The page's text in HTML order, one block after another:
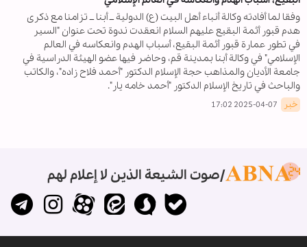
وفقا لما أفادته وكالة أنباء أهل البيت (ع) الدولية ــ أبنا ــ تزامنا مع ذكرى
هدم قبور أئمة البقيع عليهم السلام انعقدت ندوة تحت عنوان "السير
في تطور عمارة قبور أئمة البقيع، أسباب الهدم وانعكاسه في العالم
الإسلامي" في وكالة أبنا بمدينة قم، وحاضر فيها عضو الهيئة الدراسية في
جامعة الأديان والمذاهب حجة الإسلام الدكتور "أحمد فلاح زاده"، والكاتب
والباحث في تاريخ الإسلام الدكتور "أحمد خامه يار".
خبر 2025-04-07 17:02
صوت الشيعة الذين لا إعلام لهم